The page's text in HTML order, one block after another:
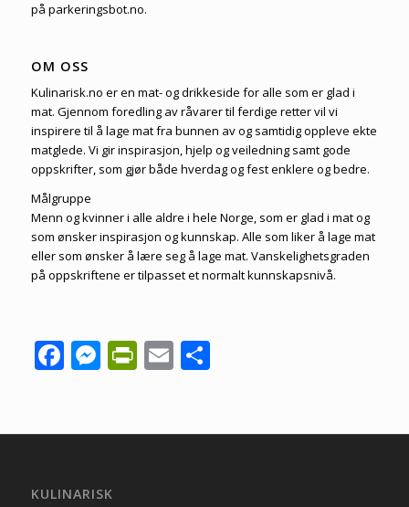
på parkeringsbot.no.
OM OSS
Kulinarisk.no er en mat- og drikkeside for alle som er glad i
mat. Gjennom foredling av råvarer til ferdige retter vil vi
inspirere til å lage mat fra bunnen av og samtidig oppleve ekte
matglede. Vi gir inspirasjon, hjelp og veiledning samt gode
oppskrifter, som gjør både hverdag og fest enklere og bedre.
Målgruppe
Menn og kvinner i alle aldre i hele Norge, som er glad i mat og
som ønsker inspirasjon og kunnskap. Alle som liker å lage mat
eller som ønsker å lære seg å lage mat. Vanskelighetsgraden
på oppskriftene er tilpasset et normalt kunnskapsnivå.
Facebook
Messenger
PrintFriendly
EmailShare
KULINARISK